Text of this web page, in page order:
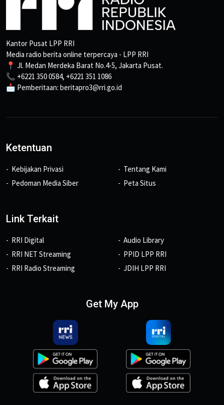
Kantor Pusat LPP RRI
Media radio berita online terpercaya - LPP RRI
📍 Jl. Medan Merdeka Barat No.4-5, Jakarta Pusat.
📞 +6221 350 0584, +6221 351 1086
📩 Pemberitaan: beritapro3@rri.go.id
Ketentuan
Kebijakan Privasi
Pedoman Media Siber
Tentang Kami
Peta Situs
Link Terkait
RRI Digital
RRI NET Streaming
RRI Radio Streaming
Audio Library
PPID LPP RRI
JDIH LPP RRI
Get My App